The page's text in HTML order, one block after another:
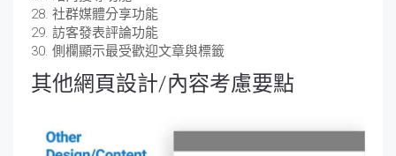
28. 社群媒體分享功能
29. 訪客發表評論功能
30. 側欄顯示最受歡迎文章與標籤
其他網頁設計/內容考慮要點